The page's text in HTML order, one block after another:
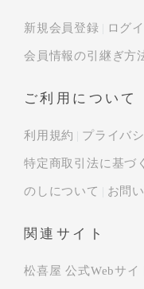
新規会員登録 ログ
会員情報の引継ぎ方
ご利用について
利用規約 プライバ
特定商取引法に基づ
のしについて お問
関連サイト
松喜屋 公式Webサイ